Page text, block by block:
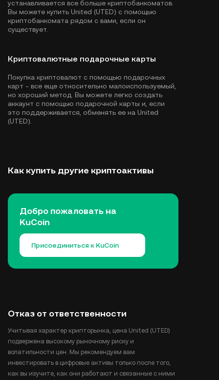
устанавливается все больше криптобанкоматов.
Вы можете купить United (UTED) с помощью
криптобанкомата рядом с вами, если он
существует.
Криптовалютные подарочные карты
Покупка криптовалют с помощью подарочных
карт - все еще относительно малоиспользуемый,
но хороший метод. Вы можете легко создать
аккаунт с помощью подарочной карты и, если
это поддерживается, обменять ее на United
(UTED).
Как купить другие криптоактивы
Добро пожаловать на
KuCoin
Присоединиться к KuCoin
Отказ от ответственности
Учитывая характер крипторынка, цена United (UTED)
подвержена высокому рыночному риску и
волатильности цен. Мы рекомендуем вам
инвестировать в цифровые активы только после того,
как вы изучите, как они работают и связанные с ними